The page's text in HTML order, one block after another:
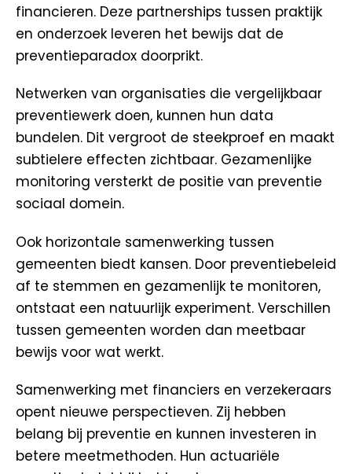
financieren. Deze partnerships tussen praktijk
en onderzoek leveren het bewijs dat de
preventieparadox doorprikt.
Netwerken van organisaties die vergelijkbaar
preventiewerk doen, kunnen hun data
bundelen. Dit vergroot de steekproef en maakt
subtielere effecten zichtbaar. Gezamenlijke
monitoring versterkt de positie van preventie
sociaal domein.
Ook horizontale samenwerking tussen
gemeenten biedt kansen. Door preventiebeleid
af te stemmen en gezamenlijk te monitoren,
ontstaat een natuurlijk experiment. Verschillen
tussen gemeenten worden dan meetbaar
bewijs voor wat werkt.
Samenwerking met financiers en verzekeraars
opent nieuwe perspectieven. Zij hebben
belang bij preventie en kunnen investeren in
betere meetmethoden. Hun actuariële